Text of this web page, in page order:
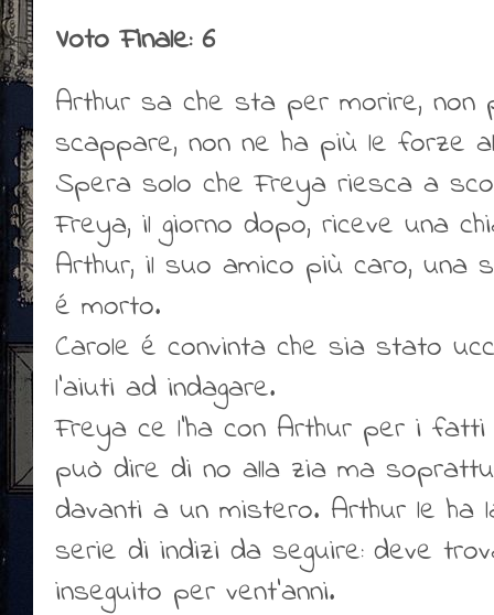
Voto Finale: 6
Arthur sa che sta per morire, non
scappare, non ne ha più le forze
Spera solo che Freya riesca a
Freya, il giorno dopo, riceve una
Arthur, il suo amico più caro, una
é morto.
Carole é convinta che sia stato
l’aiuti ad indagare.
Freya ce l’ha con Arthur per i
può dire di no alla zia ma
davanti a un mistero. Arthur le ha
serie di indizi da seguire: deve
inseguito per vent’anni.